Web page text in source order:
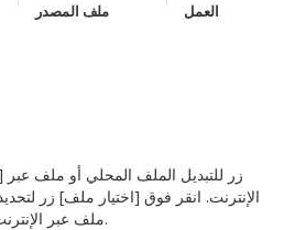
ملف المصدر العمل
الإنترنت. انقر فوق [اختيار ملف] زر
الخاص بك أو ادخل URL ملف عبر الإنترنت.